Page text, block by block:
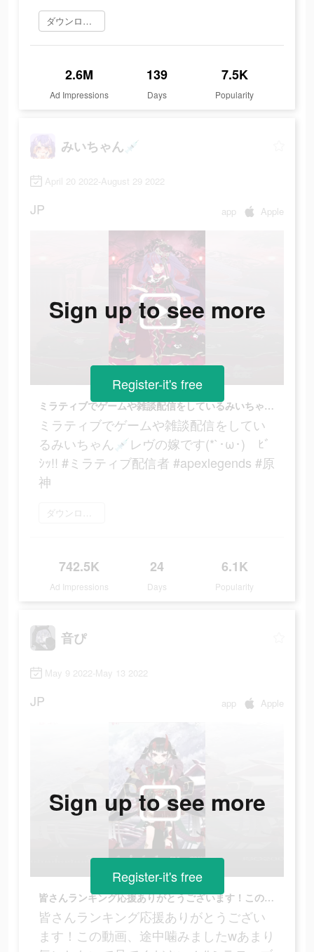
ダウンロード
2.6M
Ad Impressions
139
Days
7.5K
Popularity
みいちゃん💉
April 20 2022-August 29 2022
JP app Apple
ミラティブでゲームや雑談配信をしているみいちゃん💉レヴの嫁です(*`･ω･)ゞﾋﾞｼｯ!! #ミラティブ配信者 #apexlegends #原神
ミラティブでゲームや雑談配信をしてい
るみいちゃん💉レヴの嫁です(*`･ω･)ゞﾋﾞ
ｼｯ!! #ミラティブ配信者 #apexlegends #原
神
ダウンロード
742.5K
Ad Impressions
24
Days
6.1K
Popularity
Sign up to see more
Register-it's free
音ぴ
May 9 2022-May 13 2022
JP app Apple
皆さんランキング応援ありがとうございます！この動画、途中噛みましたwあまり気にしないで見てください！#ミラティブ #ミラティブ広告 #ミラティブ配信者
皆さんランキング応援ありがとうござい
ます！この動画、途中噛みましたwあまり
Sign up to see more
Register-it's free